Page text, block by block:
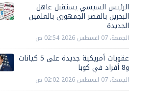
الرئيس السيسي يستقبل عاهل
البحرين بالقصر الجمهوري بالعلمين
الجديدة
الجمعة، 07 اغسطس 2026 02:54 ص
عقوبات أمريكية جديدة على 5 كيانات
و8 أفراد في كوبا
الجمعة، 07 اغسطس 2026 02:02 ص